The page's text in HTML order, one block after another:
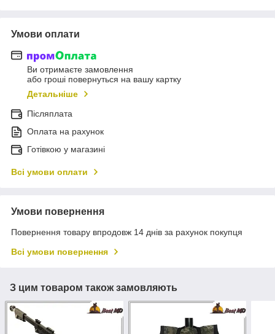
Умови оплати
Ви отримаєте замовлення
або гроші повернуться на вашу картку
Детальніше
Післяплата
Оплата на рахунок
Готівкою у магазині
Всі умови оплати
Умови повернення
Повернення товару впродовж 14 днів за рахунок покупця
Всі умови повернення
З цим товаром також замовляють